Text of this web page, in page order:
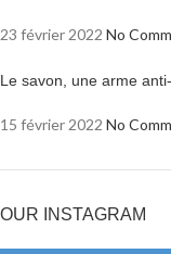
23 février 2022 No
Le savon, une arme
15 février 2022 No
OUR INSTAGRAM